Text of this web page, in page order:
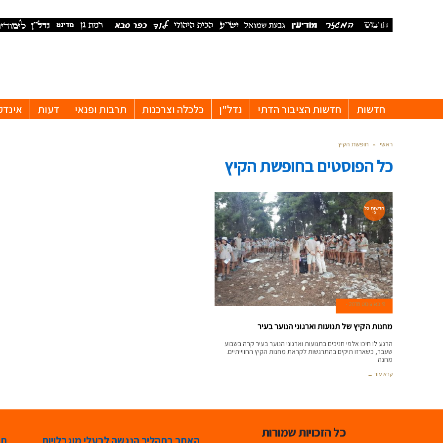
חדשות חדשות הציבור הדתי נדל"ן כלכלה וצרכנות תרבות ופנאי דעות
ראשי » חופשת הקיץ
כל הפוסטים בחופשת הקיץ
חדשות כל
לי
9 באוגוסט 2018
מחנות הקיץ של תנועות וארגוני הנוער בעיר
הרגע לו חיכו אלפי חניכים בתנועות וארגוני הנוער בעיר קרה בשבוע
שעבר, כשארזו תיקים בהתרגשות לקראת מחנות הקיץ החווייתיים.
מחנה
קרא עוד ←
כל הזכויות שמורות